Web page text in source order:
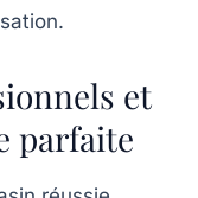
et
parfaite